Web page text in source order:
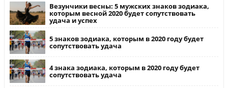
Везунчики весны: 5 мужских знаков зодиака,
которым весной 2020 будет сопутствовать
удача и успех
5 знаков зодиака, которым в 2020 году будет
сопутствовать удача
4 знака зодиака, которым в 2020 году будет
сопутствовать удача